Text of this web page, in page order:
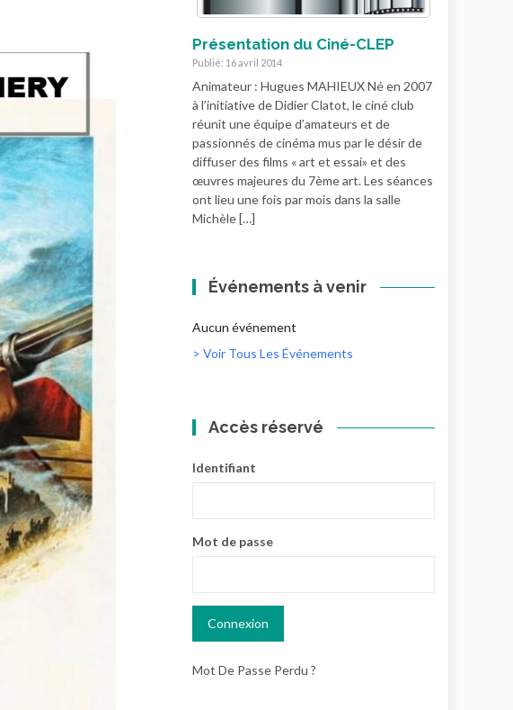
Présentation du Ciné-CLEP
Publié: 16 avril 2014
Animateur : Hugues MAHIEUX Né en 2007
à l’initiative de Didier Clatot, le ciné club
réunit une équipe d’amateurs et de
passionnés de cinéma mus par le désir de
diffuser des films « art et essai» et des
œuvres majeures du 7ème art. Les séances
ont lieu une fois par mois dans la salle
Michèle […]
Événements à venir
Aucun événement
> Voir Tous Les Événements
Accès réservé
Identifiant
Mot de passe
Mot De Passe Perdu ?